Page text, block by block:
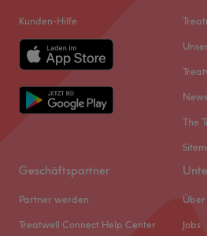
Kunden-Hilfe
The
Geschäftspartner
Partner werden
Treatwell Connect Help Center
Über
Jobs